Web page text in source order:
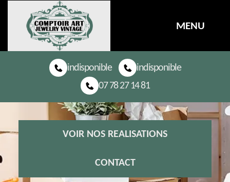
MENU
indisponible
indisponible
07 78 27 14 81
VOIR NOS REALISATIONS
CONTACT